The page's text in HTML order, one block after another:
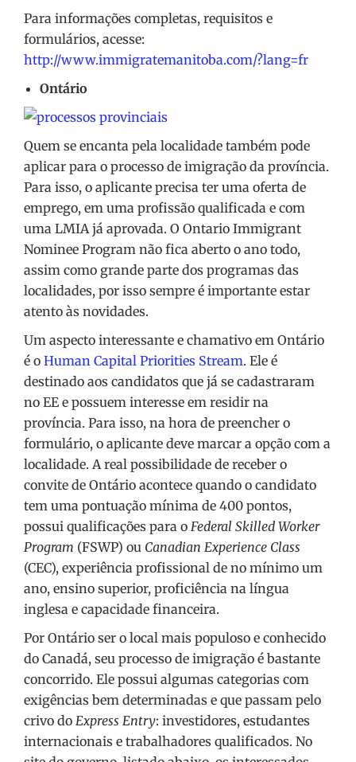
Para informações completas, requisitos e
formulários, acesse:
http://www.immigratemanitoba.com/?lang=fr
Ontário
Quem se encanta pela localidade também pode
aplicar para o processo de imigração da província.
Para isso, o aplicante precisa ter uma oferta de
emprego, em uma profissão qualificada e com
uma LMIA já aprovada. O Ontario Immigrant
Nominee Program não fica aberto o ano todo,
assim como grande parte dos programas das
localidades, por isso sempre é importante estar
atento às novidades.
Um aspecto interessante e chamativo em Ontário
é o Human Capital Priorities Stream. Ele é
destinado aos candidatos que já se cadastraram
no EE e possuem interesse em residir na
província. Para isso, na hora de preencher o
formulário, o aplicante deve marcar a opção com a
localidade. A real possibilidade de receber o
convite de Ontário acontece quando o candidato
tem uma pontuação mínima de 400 pontos,
possui qualificações para o Federal Skilled Worker
Program (FSWP) ou Canadian Experience Class
(CEC), experiência profissional de no mínimo um
ano, ensino superior, proficiência na língua
inglesa e capacidade financeira.
Por Ontário ser o local mais populoso e conhecido
do Canadá, seu processo de imigração é bastante
concorrido. Ele possui algumas categorias com
exigências bem determinadas e que passam pelo
crivo do Express Entry: investidores, estudantes
internacionais e trabalhadores qualificados. No